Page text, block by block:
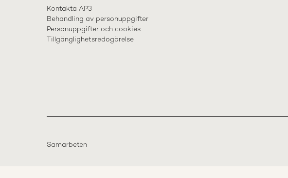
Kontakta AP3
Behandling av personuppgifter
Personuppgifter och cookies
Tillgänglighetsredogörelse
Samarbeten